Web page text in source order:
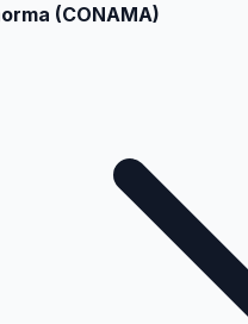
(CONAMA)